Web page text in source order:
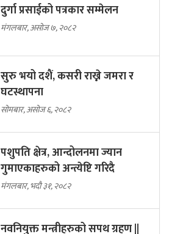
दुर्गा प्रसाईको पत्रकार सम्मेलन
मंगलबार, असोज ७, २०८२
सुरु भयो दशैं, कसरी राख्ने जमरा र
घटस्थापना
सोमबार, असोज ६, २०८२
पशुपति क्षेत्र, आन्दोलनमा ज्यान
गुमाएकाहरुको अन्त्येष्टि गरिदै
मंगलबार, भदौ ३१, २०८२
नवनियुक्त मन्त्रीहरुको सपथ ग्रहण ||